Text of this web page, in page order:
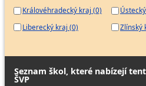
Královéhradecký kraj (0)
Liberecký kraj (0)
Zlínský
Seznam škol, které nabízejí
ŠVP